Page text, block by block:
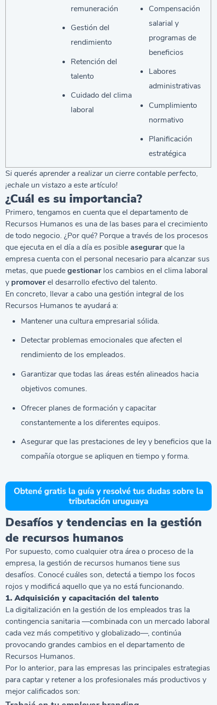
remuneración
Gestión del
rendimiento
Retención del
talento
Cuidado del clima
laboral
Compensación
salarial y
programas de
beneficios
Labores
administrativas
Cumplimiento
normativo
Planificación
estratégica
Si querés aprender a realizar uncierre contableperfecto,
¡echale un vistazo a este artículo!
¿Cuál es su importancia?
Primero, tengamos en cuenta que el departamento de
Recursos Humanos es una de las bases para el crecimiento
de todo negocio. ¿Por qué? Porque a través de los procesos
que ejecuta en el día a día es posibleasegurarque la
empresa cuenta con el personal necesario para alcanzar sus
metas, que puedegestionar los cambios en el clima laboral
y promoverel desarrollo efectivo del talento.
En concreto, llevar a cabo una gestión integral de los
Recursos Humanos te ayudará a:
Mantener una cultura empresarial sólida.
Detectar problemas emocionales que afecten el
rendimiento de los empleados.
Garantizar que todas las áreas estén alineados hacia
objetivos comunes.
Ofrecer planes de formación y capacitar
constantemente a los diferentes equipos.
Asegurar que las prestaciones de ley y beneficios que la
compañía otorgue se apliquen en tiempo y forma.
Desafíos y tendencias en la gestión
de recursos humanos
Por supuesto, como cualquier otra área o proceso de la
empresa, la gestión de recursos humanos tiene sus
desafíos. Conocé cuáles son, detectá a tiempo los focos
rojos y modificá aquello que ya no está funcionando.
1. Adquisición y capacitación del talento
La digitalización en la gestión de los empleados tras la
contingencia sanitaria —combinada con un mercado laboral
cada vez más competitivo y globalizado—, continúa
provocando grandes cambios en el departamento de
Recursos Humanos.
Por lo anterior, para las empresas las principales estrategias
para captar y retener a los profesionales más productivos y
mejor calificados son: